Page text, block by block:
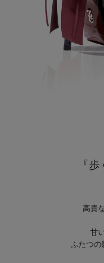
『
高貴
甘
ふたつの